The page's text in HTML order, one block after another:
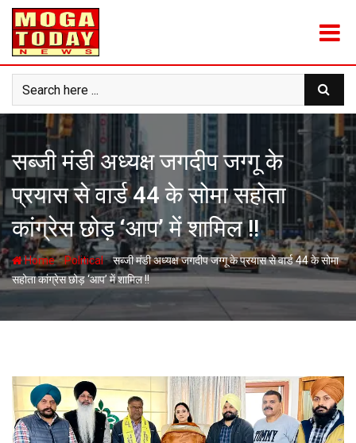
Skip
content
सब्जी मंडी अध्यक्ष जगदीप जग्गू के
प्रयास से वार्ड 44 के सोमा सहोता
कांग्रेस छोड़ ‘आप’ में शामिल !!
Home-Political-सब्जी मंडी अध्यक्ष जगदीप जग्गू के प्रयास से वार्ड 44 के सोमा
सहोता कांग्रेस छोड़ ‘आप’ में शामिल !!